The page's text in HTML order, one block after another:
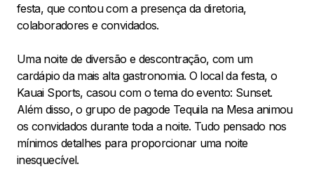
festa, que contou com a presença da diretoria,
colaboradores e convidados.
Uma noite de diversão e descontração, com um
cardápio da mais alta gastronomia. O local da festa, o
Kauai Sports, casou com o tema do evento: Sunset.
Além disso, o grupo de pagode Tequila na Mesa animou
os convidados durante toda a noite. Tudo pensado nos
mínimos detalhes para proporcionar uma noite
inesquecível.